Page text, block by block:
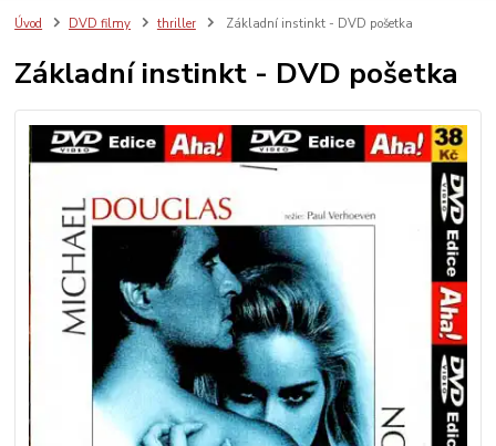
Úvod DVD filmy thriller Základní instinkt - DVD pošetka
Základní instinkt - DVD pošetka